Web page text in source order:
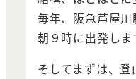
毎年、阪急芦屋
朝９時に出発しま
そしてまずは、